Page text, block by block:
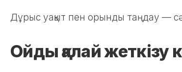
Дұрыс уақыт пен орынды таңдау —
Ойды қалай жеткізу